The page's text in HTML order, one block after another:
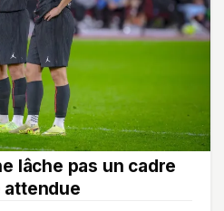
lâche pas un cadre
attendue